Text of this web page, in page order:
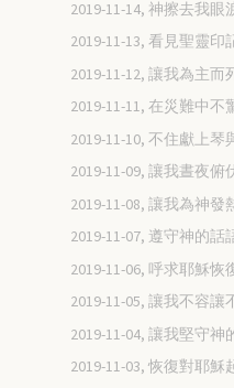
2019-11-14, 神擦去我
2019-11-13, 看見聖靈
2019-11-12, 讓我為主
2019-11-11, 在災難中
2019-11-10, 不住獻上
2019-11-09, 讓我晝夜
2019-11-08, 讓我為神
2019-11-07, 遵守神的
2019-11-06, 呼求耶穌
2019-11-05, 讓我不容
2019-11-04, 讓我堅守
2019-11-03, 恢復對耶